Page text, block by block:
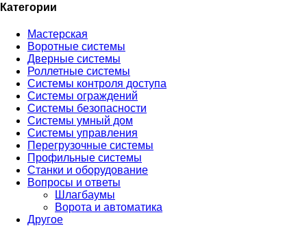
Категории
Мастерская
Воротные системы
Дверные системы
Роллетные системы
Системы контроля доступа
Системы ограждений
Системы безопасности
Системы умный дом
Системы управления
Перегрузочные системы
Профильные системы
Станки и оборудование
Вопросы и ответы
Шлагбаумы
Ворота и автоматика
Другое